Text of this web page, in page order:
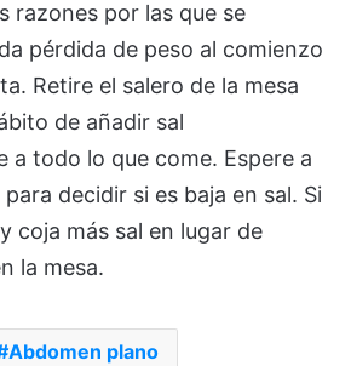
razones por las que se
pérdida de peso al comienzo
Retire el salero de la mesa
de añadir sal
a todo lo que come. Espere a
decidir si es baja en sal. Si
coja más sal en lugar de
la mesa.
Abdomen plano